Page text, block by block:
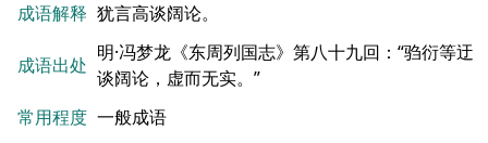
成语解释 犹言高谈阔论。
成语出处
明·冯梦龙《东周列国志》第八十九回：“驺衍等迂
谈阔论，虚而无实。”
常用程度 一般成语